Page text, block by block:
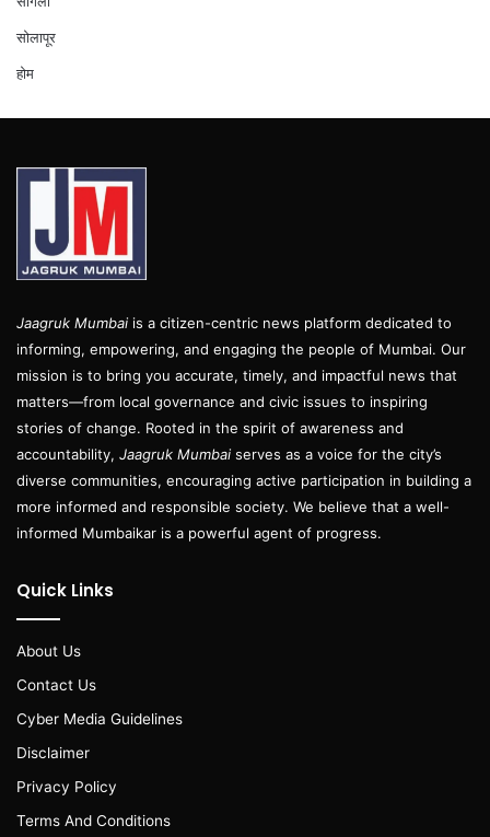
सोलापूर
होम
Jaagruk Mumbai is a citizen-centric news platform dedicated to
informing, empowering, and engaging the people of Mumbai. Our
mission is to bring you accurate, timely, and impactful news that
matters—from local governance and civic issues to inspiring
stories of change. Rooted in the spirit of awareness and
accountability, Jaagruk Mumbai serves as a voice for the city’s
diverse communities, encouraging active participation in building a
more informed and responsible society. We believe that a well-
informed Mumbaikar is a powerful agent of progress.
Quick Links
About Us
Contact Us
Cyber Media Guidelines
Disclaimer
Privacy Policy
Terms And Conditions